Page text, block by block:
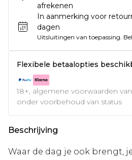
afrekenen
In aanmerking voor
dagen
Uitsluitingen van toepassing.
Flexibele betaalopties
18+, algemene voorwaarden
onder voorbehoud van status
Beschrijving
Waar de dag je ook brengt,